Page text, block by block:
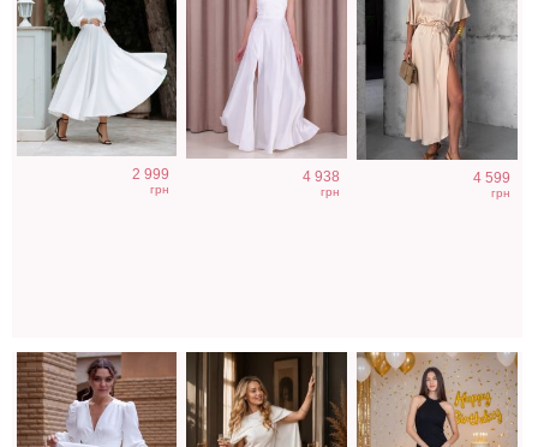
2 999
грн
4 938
грн
4 599
грн
Коктейльное
короткое платье-
шорты белого
Вечернее платье
молочного цвета
Облегающее
вечернее платье
черного цвета с